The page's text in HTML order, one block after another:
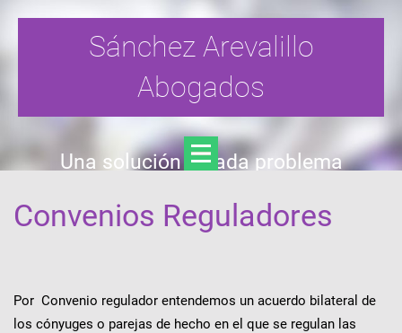
Sánchez Arevalillo
Abogados
Una solución a cada problema
Convenios Reguladores
Por Convenio regulador entendemos un acuerdo bilateral de
los cónyuges o parejas de hecho en el que se regulan las